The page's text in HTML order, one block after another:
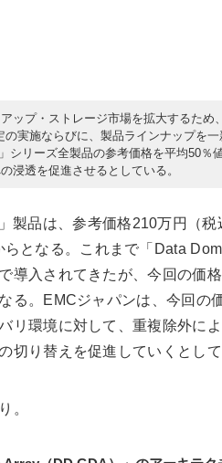
ップ・ストレージ市場を拡大するため
実施ならびに、製品ラインナップを
シリーズ全製品の参考価格を平均50％
浸透を促進させるとしている。
製品は、参考価格210万円（税
となる。これまで「Data
導入されてきたが、今回の価
る。EMCジャパンは、今回の
リ環境に対して、重複除外に
切り替えを促進していくとして
。